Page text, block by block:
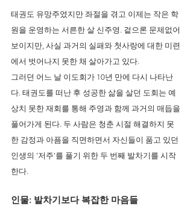
태권도 유망주였지만 좌절을 겪고 이제는 작은 학
원을 운영하는 서른한 살 신주영. 겉으론 문제없어
보이지만, 사실 과거의 실패와 첫사랑에 대한 미련
에서 벗어나지 못한 채 살아가고 있다.
그러던 어느 날 이도회가 10년 만에 다시 나타난
다. 태권도를 떠난 후 성공한 삶을 살던 도회는 예
상치 못한 재회를 통해 주영과 함께 과거의 매듭을
풀어가게 된다. 두 사람은 청춘 시절 해결하지 못
한 감정과 아픔을 직면하면서 자신들이 품고 있던
인생의 '저주'를 풀기 위한 두 번째 발차기를 시작
한다.
인물: 발차기보다 복잡한 마음들